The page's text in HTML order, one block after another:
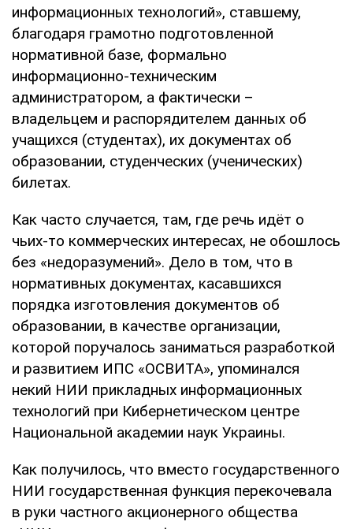
информационных технологий», ставшему,
благодаря грамотно подготовленной
нормативной базе, формально
информационно-техническим
администратором, а фактически –
владельцем и распорядителем данных об
учащихся (студентах), их документах об
образовании, студенческих (ученических)
билетах.
Как часто случается, там, где речь идёт о
чьих-то коммерческих интересах, не обошлось
без «недоразумений». Дело в том, что в
нормативных документах, касавшихся
порядка изготовления документов об
образовании, в качестве организации,
которой поручалось заниматься разработкой
и развитием ИПС «ОСВИТА», упоминался
некий НИИ прикладных информационных
технологий при Кибернетическом центре
Национальной академии наук Украины.
Как получилось, что вместо государственного
НИИ государственная функция перекочевала
в руки частного акционерного общества